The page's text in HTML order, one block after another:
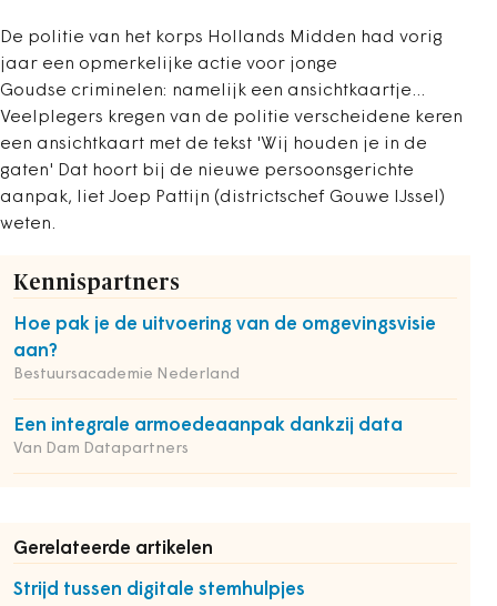
De politie van het korps Hollands Midden had vorig
jaar een opmerkelijke actie voor jonge
Goudse criminelen: namelijk een ansichtkaartje...
Veelplegers kregen van de politie verscheidene keren
een ansichtkaart met de tekst 'Wij houden je in de
gaten' Dat hoort bij de nieuwe persoonsgerichte
aanpak, liet Joep Pattijn (districtschef Gouwe IJssel)
weten.
Kennispartners
Hoe pak je de uitvoering van de omgevingsvisie
aan?
Bestuursacademie Nederland
Een integrale armoedeaanpak dankzij data
Van Dam Datapartners
Gerelateerde artikelen
Strijd tussen digitale stemhulpjes